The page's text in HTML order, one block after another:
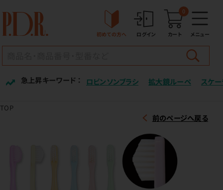
初めての方へ ログイン カート
0
メニュー
急上昇キーワード ： ロビンソンブラシ 拡大鏡ルーペ スケ
TOP
前のページへ戻る